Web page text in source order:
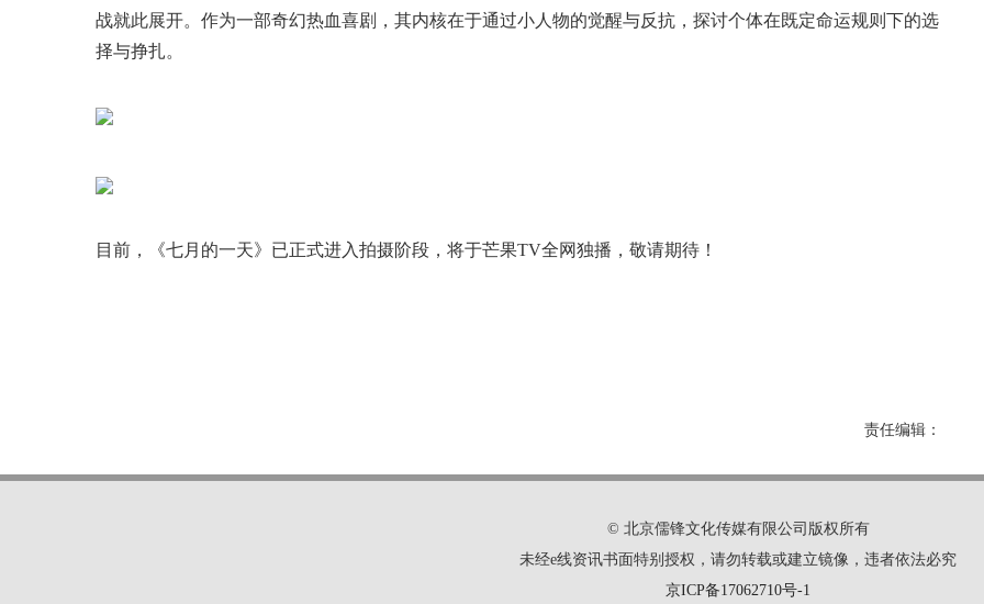
战就此展开。作为一部奇幻热血喜剧，其内核在于通过小人物的觉醒与反抗，探讨个体在既定命运规则下的选
择与挣扎。
目前，《七月的一天》已正式进入拍摄阶段，将于芒果TV全网独播，敬请期待！
责任编辑：
© 北京儒锋文化传媒有限公司版权所有
未经e线资讯书面特别授权，请勿转载或建立镜像，违者依法必究
京ICP备17062710号-1